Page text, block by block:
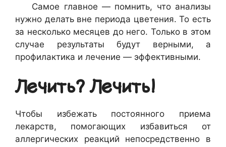
Самое главное — помнить, что анализы
нужно делать вне периода цветения. То есть
за несколько месяцев до него. Только в этом
случае результаты будут верными, а
профилактика и лечение — эффективными.
Лечить? Лечить!
Чтобы избежать постоянного приема
лекарств, помогающих избавиться от
аллергических реакций непосредственно в